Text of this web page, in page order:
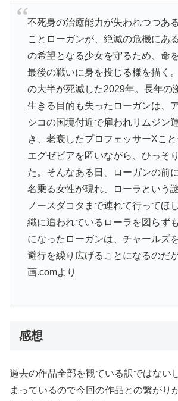
不死身の治癒能力が失われつつあ
ことローガンが、絶滅の危機にあ
の希望となる少女を守るため、命
最後の戦いに身を投じる様を描く
の大半が死滅した2029年。長年の
生きる目的も失ったローガンは、
シコの国境付近で雇われリムジン
き、老衰したプロフェッサーXこと
エグゼビアを匿いながら、ひっそ
た。そんなある日、ローガンの前
名乗る女性が現れ、ローラという
ノースダコタまで連れて行ってほ
織に追われているローラを図らず
になったローガンは、チャールズ
避行を繰り広げることになるの
画.comより
感想
過去の作品全部を観ている訳ではない
まっているので今回の作品との繋がり